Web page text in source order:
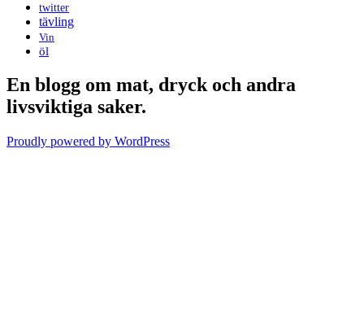
twitter
tävling
Vin
öl
En blogg om mat, dryck och andra
livsviktiga saker.
Proudly powered by WordPress